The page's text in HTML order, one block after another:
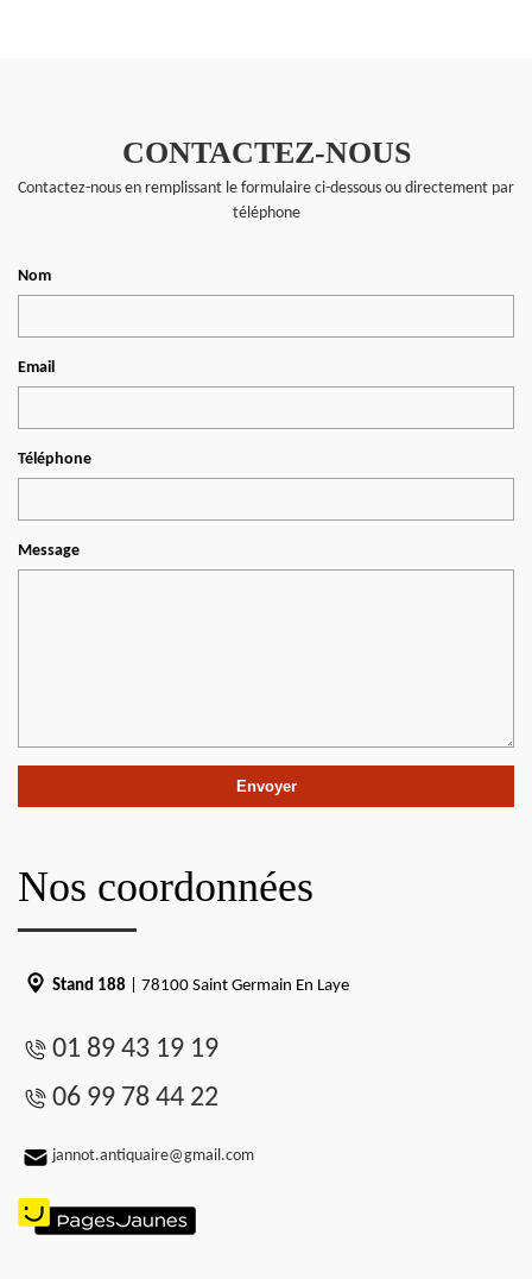
CONTACTEZ-NOUS
Contactez-nous en remplissant le formulaire ci-dessous ou directement par
téléphone
Nom
Email
Téléphone
Message
Nos coordonnées
Stand 188 | 78100 Saint Germain En Laye
01 89 43 19 19
06 99 78 44 22
jannot.antiquaire@gmail.com